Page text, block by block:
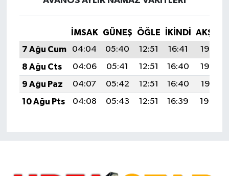
İMSAK GÜNEŞ ÖĞLE İKINDI
AKŞAM
7 Ağu Cum
04:04 05:40 12:51 16:41
19:53
8 Ağu Cts
04:06 05:41 12:51 16:40
19:52
9 Ağu Paz
04:07 05:42 12:51 16:40
19:51
10 Ağu Pts
04:08 05:43 12:51 16:39 19:49